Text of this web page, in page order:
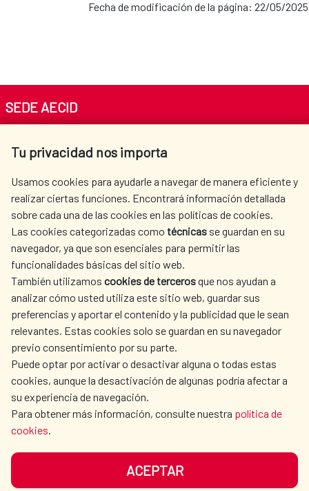
Fecha de modificación de la página: 22/05/2025
Tu privacidad nos importa
Usamos cookies para ayudarle a navegar de manera eficiente y
realizar ciertas funciones. Encontrará información detallada
sobre cada una de las cookies en las políticas de cookies.
Las cookies categorizadas como técnicas se guardan en su
navegador, ya que son esenciales para permitir las
funcionalidades básicas del sitio web.
También utilizamos cookies de tercerosque nos ayudan a
analizar cómo usted utiliza este sitio web, guardar sus
preferencias y aportar el contenido y la publicidad que le sean
relevantes. Estas cookies solo se guardan en su navegador
previo consentimiento por su parte.
Puede optar por activar o desactivar alguna o todas estas
cookies, aunque la desactivación de algunas podría afectar a
su experiencia de navegación.
Para obtener más información, consulte nuestra política de
cookies.
ACEPTAR
SEDE AECID
Tel. +34 900 20 30 54​​​​​​​
AECID
WHERE DO WE COOPERATE?
SPANISH HUMANITARIAN
ACTION
PRESS ROOM
CULTURE AND SCIENCE LIBRARY
OUR SOCIAL MEDIA
DATA PROTECTION